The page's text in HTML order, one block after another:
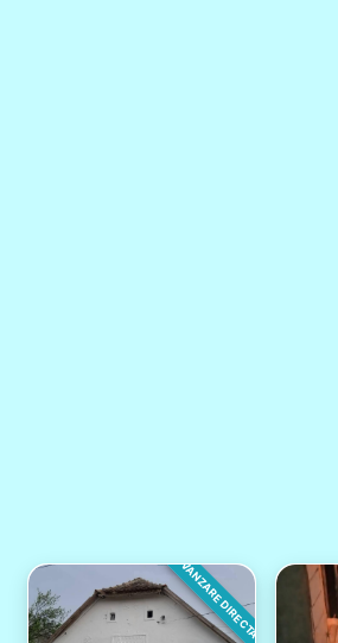
VANZARE DIRECTA